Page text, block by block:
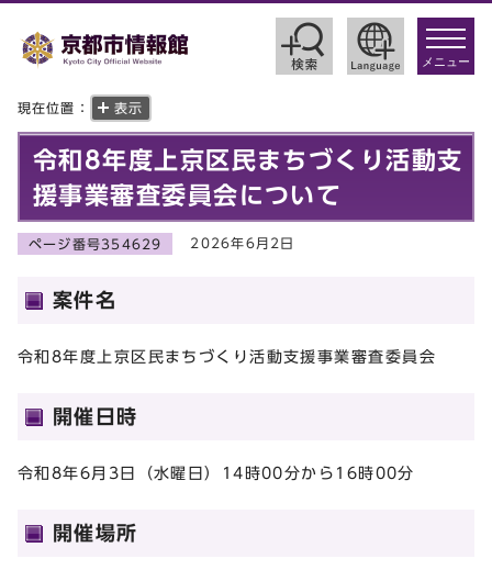
toggle
メニュー
現在位置： 表示
令和8年度上京区民まちづくり活動支
援事業審査委員会について
ページ番号354629 2026年6月2日
案件名
令和8年度上京区民まちづくり活動支援事業審査委員会
開催日時
令和8年6月3日（水曜日）14時00分から16時00分
開催場所